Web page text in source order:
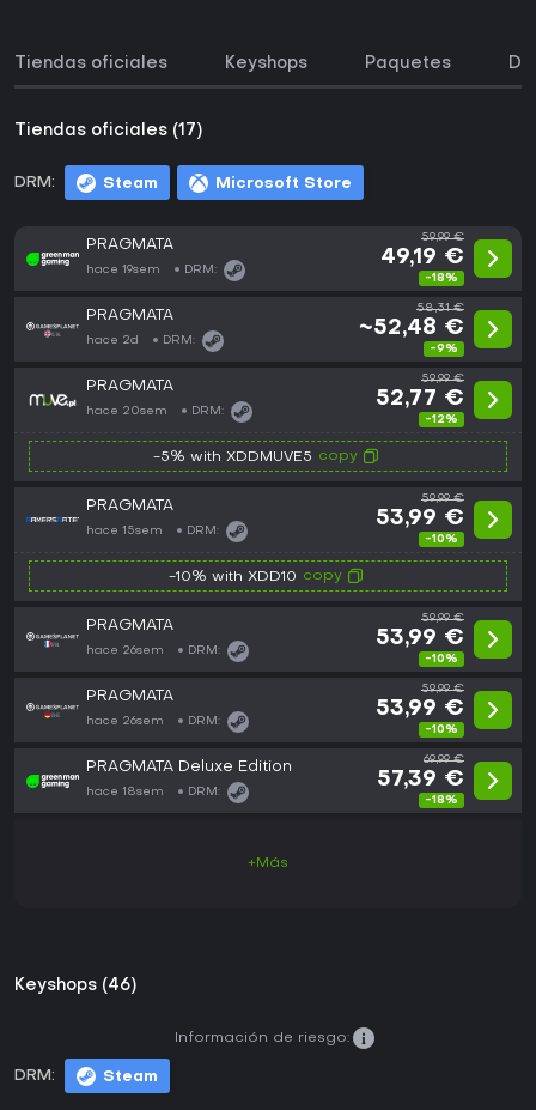
Tiendas oficiales Keyshops Paquetes
Tiendas oficiales (17)
DRM: Steam Microsoft Store
PRAGMATA
hace 19sem DRM:
59,99 €
49,19 €
-18%
PRAGMATA
hace 2d DRM:
58,31 €
~52,48 €
-9%
PRAGMATA
hace 20sem DRM:
59,99 €
52,77 €
-12%
-5% with XDDMUVE5 copy
PRAGMATA
hace 15sem DRM:
59,99 €
53,99 €
-10%
-10% with XDD10 copy
PRAGMATA
hace 26sem DRM:
59,99 €
53,99 €
-10%
PRAGMATA
hace 26sem DRM:
59,99 €
53,99 €
-10%
PRAGMATA Deluxe Edition
hace 18sem DRM:
69,99 €
57,39 €
-18%
+Más
Keyshops (46)
DRM: Steam
Información de riesgo: